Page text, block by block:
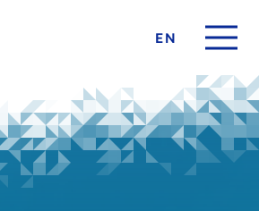
EN